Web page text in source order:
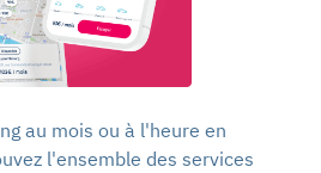
au mois ou à l'heure en
l'ensemble des services